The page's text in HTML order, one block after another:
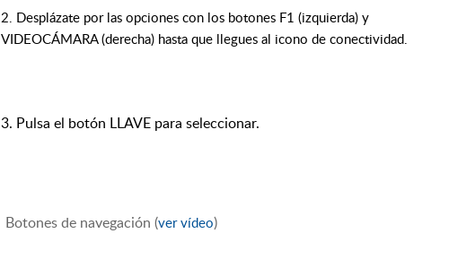
2. Desplázate por las opciones con los botones F1 (izquierda) y
VIDEOCÁMARA (derecha) hasta que llegues al icono de conectividad.
3. Pulsa el botón LLAVE para seleccionar.
Botones de navegación (ver vídeo)